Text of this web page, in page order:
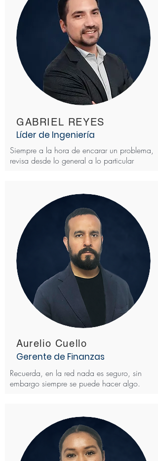
GABRIEL REYES
Líder de Ingeniería
Siempre a la hora de encarar un problema,
revisa desde lo general a lo particular
Aurelio Cuello
Gerente de Finanzas
Recuerda, en la red nada es seguro, sin
embargo siempre se puede hacer algo.